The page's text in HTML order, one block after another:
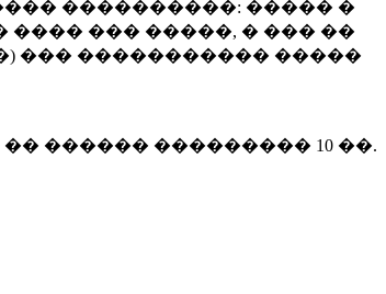
����������: ����� �
��� �����, � ��� ��
��� ����������� �����
������ ��������� 10 ��.